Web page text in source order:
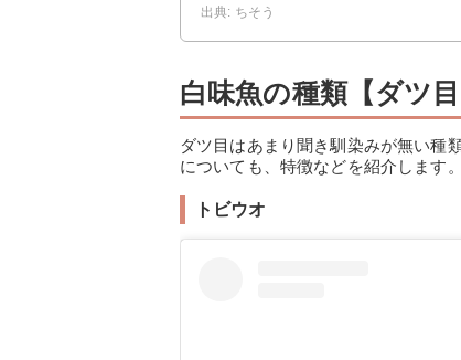
出典: ちそう
白味魚の種類【ダツ目
ダツ目はあまり聞き馴染みが無い種
についても、特徴などを紹介します。
トビウオ